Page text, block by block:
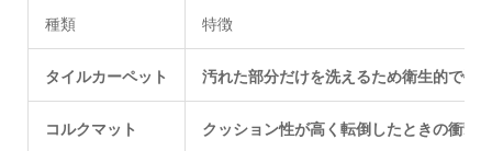
種類 特徴
タイルカーペット 汚れた部分だけを洗えるため衛生的で手
コルクマット クッション性が高く転倒したときの衝撃